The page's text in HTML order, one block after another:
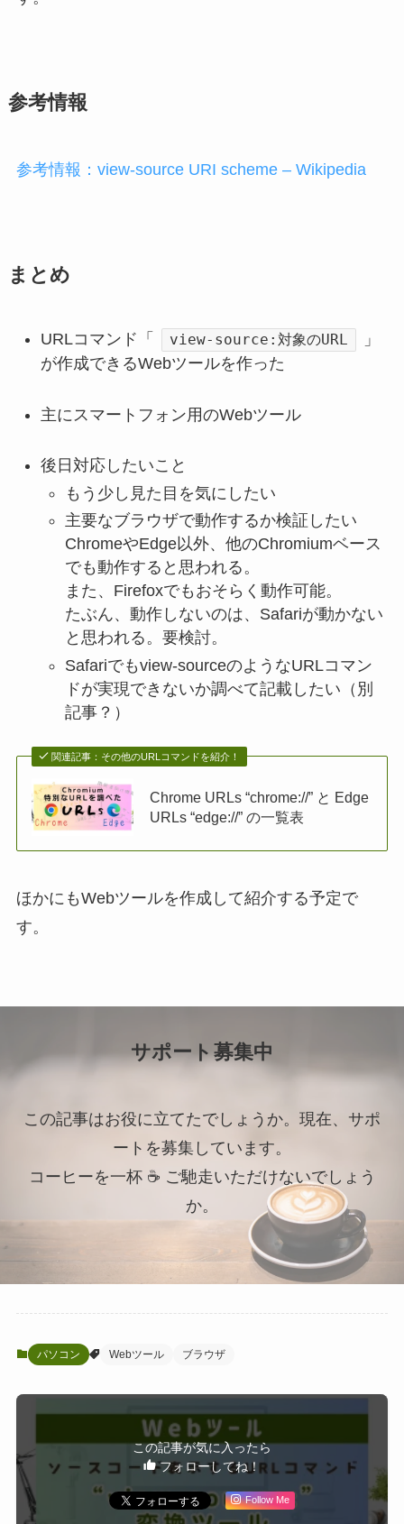
参考情報
参考情報：view-source URI scheme – Wikipedia
まとめ
URLコマンド「 view-source:対象のURL
」
が作成できるWebツールを作った
主にスマートフォン用のWebツール
後日対応したいこと
もう少し見た目を気にしたい
主要なブラウザで動作するか検証したい
ChromeやEdge以外、他のChromiumベース
でも動作すると思われる。
また、Firefoxでもおそらく動作可能。
たぶん、動作しないのは、Safariが動かない
と思われる。要検討。
Safariでもview-sourceのようなURLコマン
ドが実現できないか調べて記載したい（別
記事？）
関連記事：その他のURLコマンドを紹介！
Chrome URLs “chrome://” と Edge
URLs “edge://” の一覧表
ほかにもWebツールを作成して紹介する予定で
す。
サポート募集中
この記事はお役に立てたでしょうか。現在、サポ
ートを募集しています。
コーヒーを一杯 ☕ ご馳走いただけないでしょう
か。
パソコン Webツール ブラウザ
この記事が気に入ったら
フォローしてね！
Follow Me